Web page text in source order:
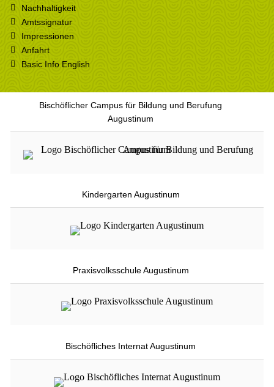
Nachhaltigkeit
Amtssignatur
Impressionen
Anfahrt
Basic Info English
Bischöflicher Campus für Bildung und Berufung
Augustinum
Kindergarten Augustinum
Praxisvolksschule Augustinum
Bischöfliches Internat Augustinum